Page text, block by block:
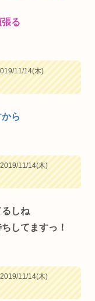
る
11/14(木)
ら
11/14(木)
しね
してますっ！
11/14(木)